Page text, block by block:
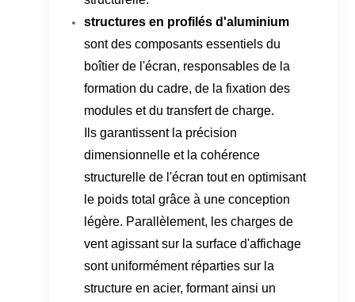
structures en profilés d'aluminium
sont des composants essentiels du
boîtier de l'écran, responsables de la
formation du cadre, de la fixation des
modules et du transfert de charge.
Ils garantissent la précision
dimensionnelle et la cohérence
structurelle de l'écran tout en optimisant
le poids total grâce à une conception
légère. Parallèlement, les charges de
vent agissant sur la surface d'affichage
sont uniformément réparties sur la
structure en acier, formant ainsi un